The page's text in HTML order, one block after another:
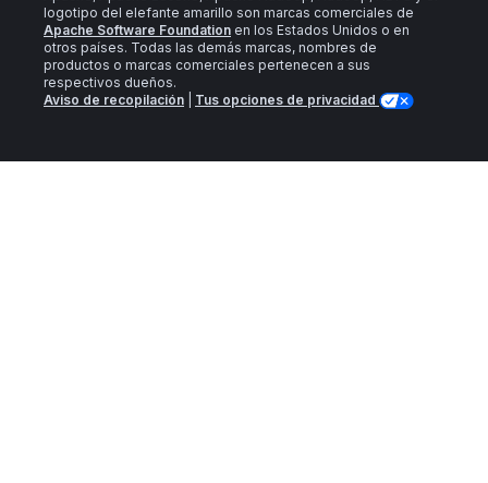
logotipo del elefante amarillo son marcas comerciales de
Apache Software Foundation en los Estados Unidos o en
otros países. Todas las demás marcas, nombres de
productos o marcas comerciales pertenecen a sus
respectivos dueños.
Aviso de recopilación
Tus opciones de privacidad